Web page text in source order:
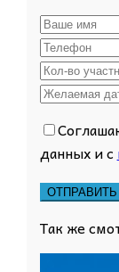
данных и с
Так же